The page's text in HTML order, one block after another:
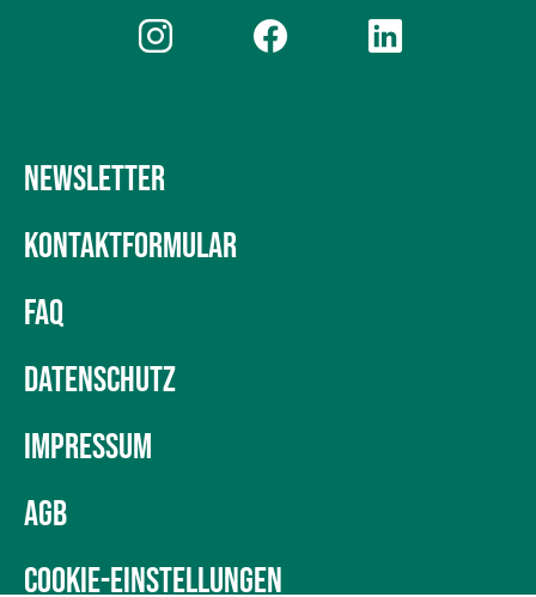
NEWSLETTER
KONTAKTFORMULAR
FAQ
DATENSCHUTZ
IMPRESSUM
AGB
COOKIE-EINSTELLUNGEN